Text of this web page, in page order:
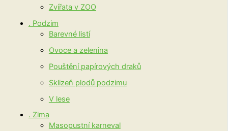
Zvířata v ZOO
. Podzim
Barevné listí
Ovoce a zelenina
Pouštění papírových draků
Sklizeň plodů podzimu
V lese
. Zima
Masopustní karneval